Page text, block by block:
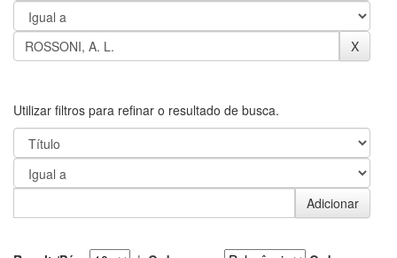
Utilizar filtros para refinar o resultado de busca.